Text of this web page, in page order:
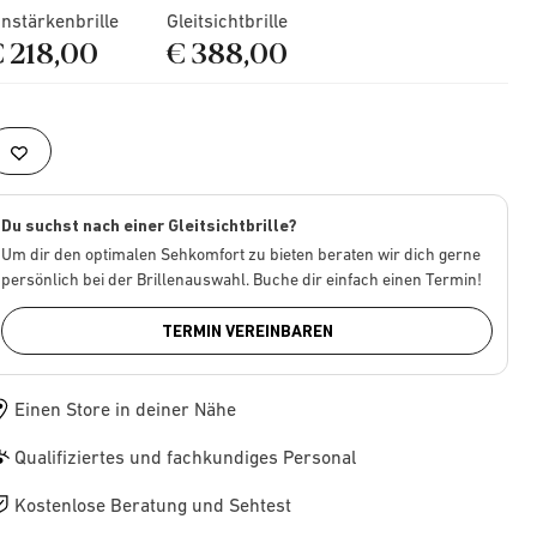
218,00
Gleitsichtbrille
€ 388,00
Du suchst nach einer Gleitsichtbrille?
Um dir den optimalen Sehkomfort zu bieten beraten wir dich gerne
persönlich bei der Brillenauswahl. Buche dir einfach einen Termin!
TERMIN VEREINBAREN
Einen Store in deiner Nähe
Qualifiziertes und fachkundiges Personal
Kostenlose Beratung und Sehtest